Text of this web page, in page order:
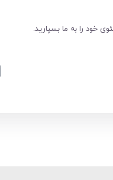
خود را به ما بسپارید.